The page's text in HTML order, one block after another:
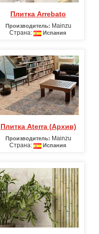
Плитка Arrebato
Производитель: Mainzu
Страна:
Испания
Плитка Aterra (Архив)
Производитель: Mainzu
Страна:
Испания